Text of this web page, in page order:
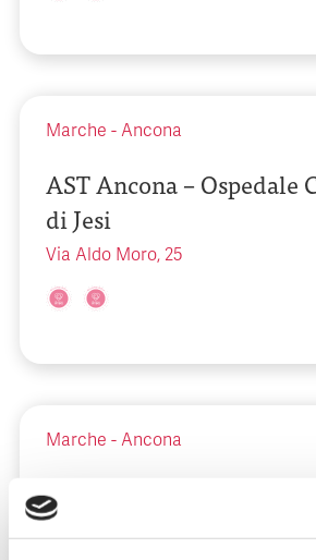
Marche - Ancona
AST Ancona – Ospedale
di Jesi
Via Aldo Moro, 25
Marche - Ancona
AST Ancona – Ospedale
Profili